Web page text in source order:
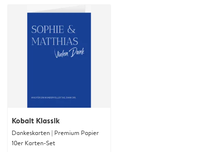
Kobalt Klassik
Dankeskarten | Premium Papier
10er Karten-Set